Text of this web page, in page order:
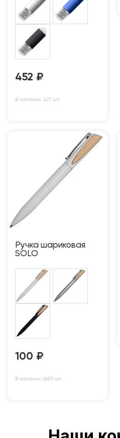
452 ₽
В наличии: 427 шт
Ручка шариковая
SOLO
100 ₽
В наличии: 6601 шт